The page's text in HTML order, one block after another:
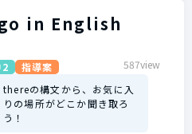
in English
2 指導案 587view
thereの構文から、お気に入
りの場所がどこか聞き取ろ
う！